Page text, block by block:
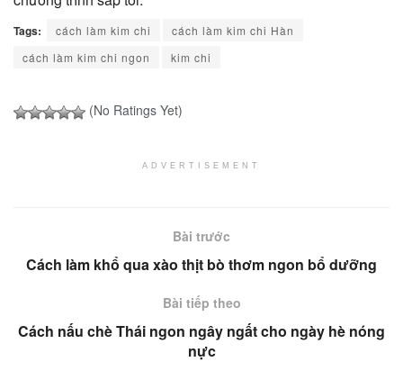
Tags: cách làm kim chi
cách làm kim chi Hàn
cách làm kim chi ngon
kim chi
(No Ratings Yet)
ADVERTISEMENT
Bài trước
Cách làm khổ qua xào thịt bò thơm ngon bổ dưỡng
Bài tiếp theo
Cách nấu chè Thái ngon ngây ngất cho ngày hè nóng
nực